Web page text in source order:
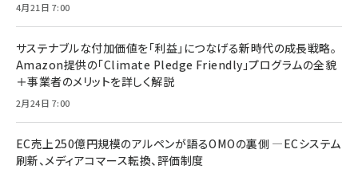
4月21日 7:00
サステナブルな付加価値を「利益」につなげる新時代の成長戦略。
Amazon提供の「Climate Pledge Friendly」プログラムの全貌
＋事業者のメリットを詳しく解説
2月24日 7:00
EC売上250億円規模のアルペンが語るOMOの裏側 ―ECシステム
刷新、メディアコマース転換、評価制度